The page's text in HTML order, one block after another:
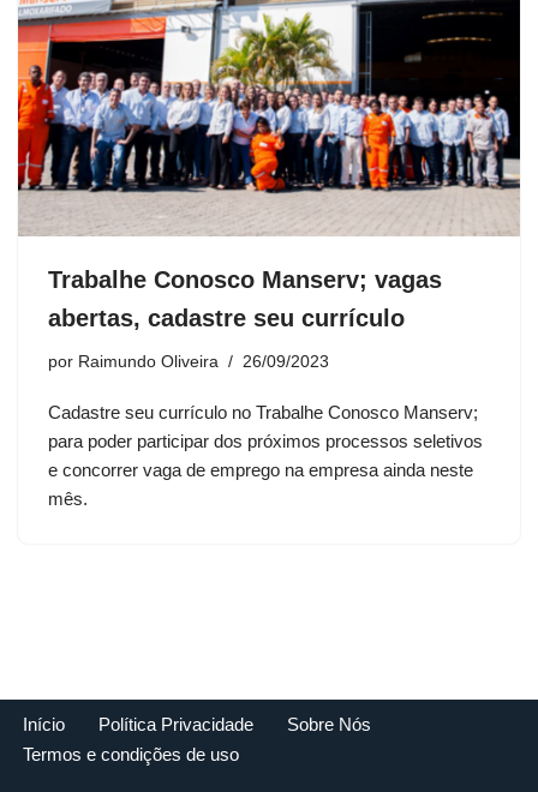
Trabalhe Conosco Manserv; vagas
abertas, cadastre seu currículo
por Raimundo Oliveira 26/09/2023
Cadastre seu currículo no Trabalhe Conosco Manserv;
para poder participar dos próximos processos seletivos
e concorrer vaga de emprego na empresa ainda neste
mês.
Início Política Privacidade
Sobre Nós
Termos e condições de uso